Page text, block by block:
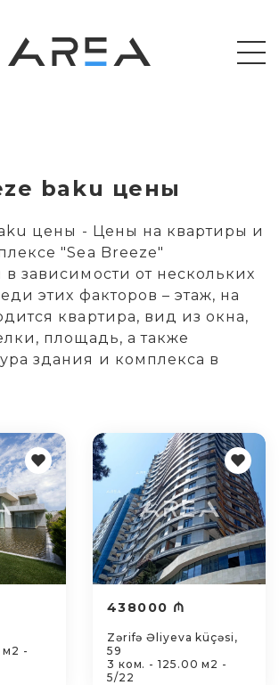
baku цены
цены - Цены на квартиры и
"Sea Breeze"
в зависимости от нескольких
этих факторов – этаж, на
квартира, вид из окна,
площадь, а также
здания и комплекса в
м2 -
438000 ₼
Zərifə Əliyeva küçəsi,
59
3 ком. - 125.00 м2 -
5/22